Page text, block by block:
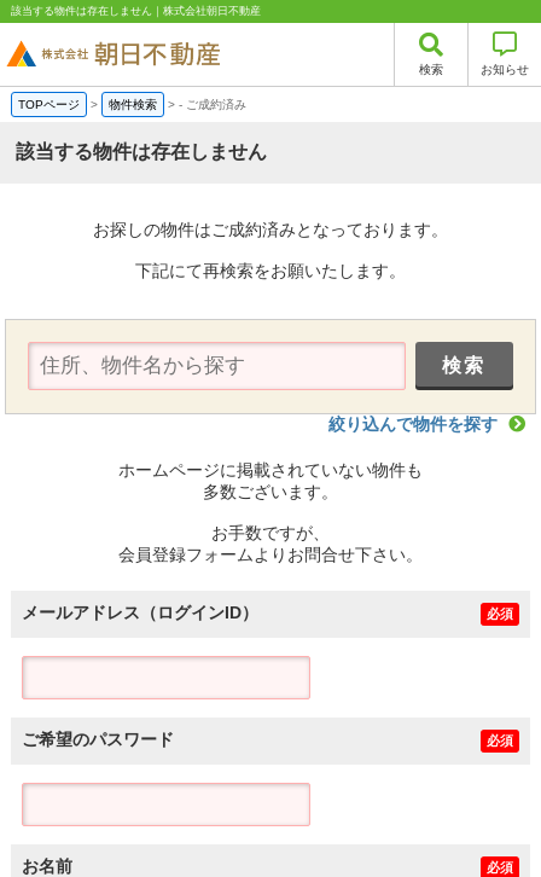
該当する物件は存在しません｜株式会社朝日不動産
検索 お知らせ
TOPページ > 物件検索 >- ご成約済み
該当する物件は存在しません
お探しの物件はご成約済みとなっております。
下記にて再検索をお願いたします。
絞り込んで物件を探す
ホームページに掲載されていない物件も
多数ございます。
お手数ですが、
会員登録フォームよりお問合せ下さい。
メールアドレス（ログインID） 必須
ご希望のパスワード 必須
お名前 必須